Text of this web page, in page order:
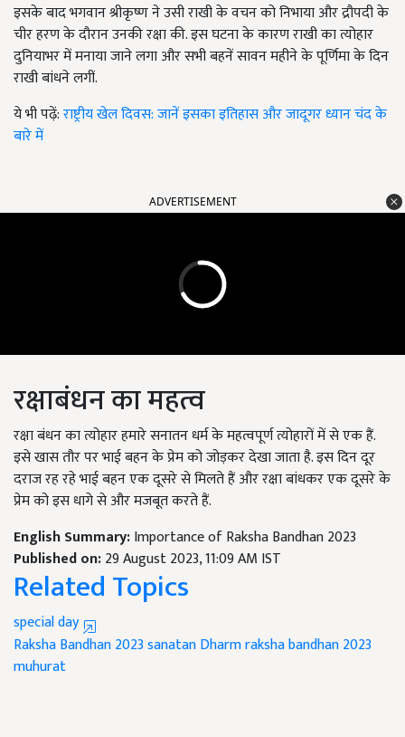
इसके बाद भगवान श्रीकृष्ण ने उसी राखी के वचन को निभाया और द्रौपदी के
चीर हरण के दौरान उनकी रक्षा की. इस घटना के कारण राखी का त्योहार
दुनियाभर में मनाया जाने लगा और सभी बहनें सावन महीने के पूर्णिमा के दिन
राखी बांधने लगीं.
ये भी पढ़ें:राष्ट्रीय खेल दिवस: जानें इसका इतिहास और जादूगर ध्यान चंद के
बारे में
ADVERTISEMENT
रक्षाबंधन का महत्व
रक्षा बंधन का त्योहार हमारे सनातन धर्म के महत्वपूर्ण त्योहारों में से एक हैं.
इसे खास तौर पर भाई बहन के प्रेम को जोड़कर देखा जाता है. इस दिन दूर
दराज रह रहे भाई बहन एक दूसरे से मिलते हैं और रक्षा बांधकर एक दूसरे के
प्रेम को इस धागे से और मजबूत करते हैं.
English Summary:Importance of Raksha Bandhan 2023
Published on:29 August 2023, 11:09 AM IST
Related Topics
special day
Raksha Bandhan 2023sanatan Dharmraksha bandhan 2023
muhurat